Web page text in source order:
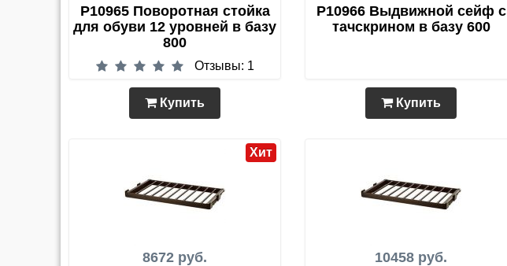
P10965 Поворотная стойка
для обуви 12 уровней в базу
800
Отзывы: 1
Купить
P10966 Выдвижной сейф с
тачскрином в базу 600
Купить
8672 руб.
Хит
10458 руб.